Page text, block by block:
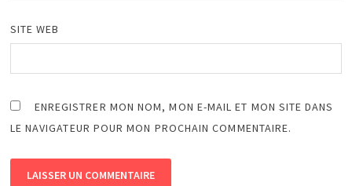
SITE WEB
ENREGISTRER MON NOM, MON E-MAIL ET MON SITE DANS
LE NAVIGATEUR POUR MON PROCHAIN COMMENTAIRE.